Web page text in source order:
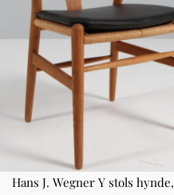
Hans J. Wegner Y stols